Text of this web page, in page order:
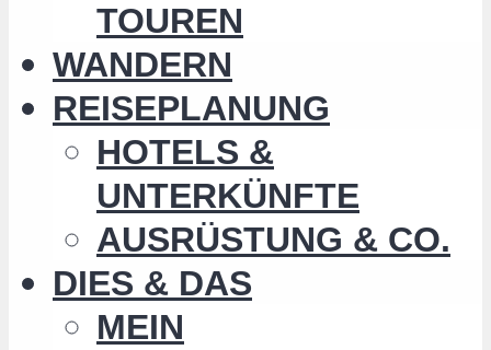
TOUREN
WANDERN
REISEPLANUNG
HOTELS &
UNTERKÜNFTE
AUSRÜSTUNG & CO.
DIES & DAS
MEIN